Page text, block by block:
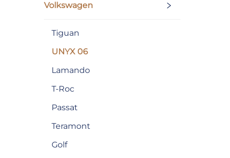
Volkswagen
Tiguan
UNYX 06
Lamando
T-Roc
Passat
Teramont
Golf